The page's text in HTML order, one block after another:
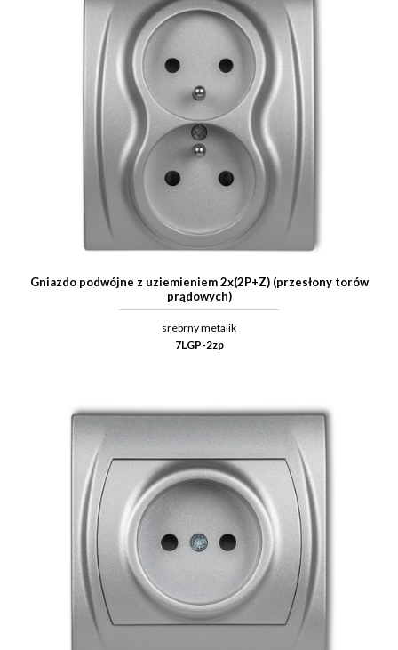
Gniazdo podwójne z uziemieniem 2x(2P+Z) (przesłony torów
prądowych)
srebrny metalik
7LGP-2zp